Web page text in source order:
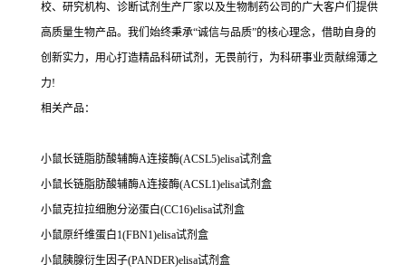
校、研究机构、诊断试剂生产厂家以及生物制药公司的广大客户们提供
高质量生物产品。我们始终秉承“诚信与品质”的核心理念，借助自身的
创新实力，用心打造精品科研试剂，无畏前行，为科研事业贡献绵薄之
力!
相关产品：
小鼠长链脂肪酸辅酶A连接酶(ACSL5)elisa试剂盒
小鼠长链脂肪酸辅酶A连接酶(ACSL1)elisa试剂盒
小鼠克拉拉细胞分泌蛋白(CC16)elisa试剂盒
小鼠原纤维蛋白1(FBN1)elisa试剂盒
小鼠胰腺衍生因子(PANDER)elisa试剂盒